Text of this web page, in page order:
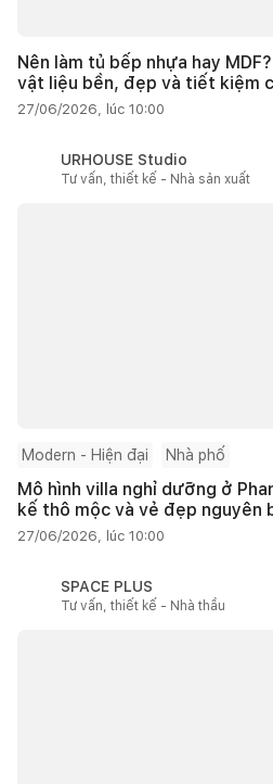
Nên làm tủ bếp nhựa hay
vật liệu bền, đẹp và tiết kiệm
27/06/2026, lúc 10:00
URHOUSE Studio
Tư vấn, thiết kế - Nhà sản xuất
Modern - Hiện đại Nhà phố
Mô hình villa nghỉ dưỡng ở
kế thô mộc và vẻ đẹp nguyên
27/06/2026, lúc 10:00
SPACE PLUS
Tư vấn, thiết kế - Nhà thầu